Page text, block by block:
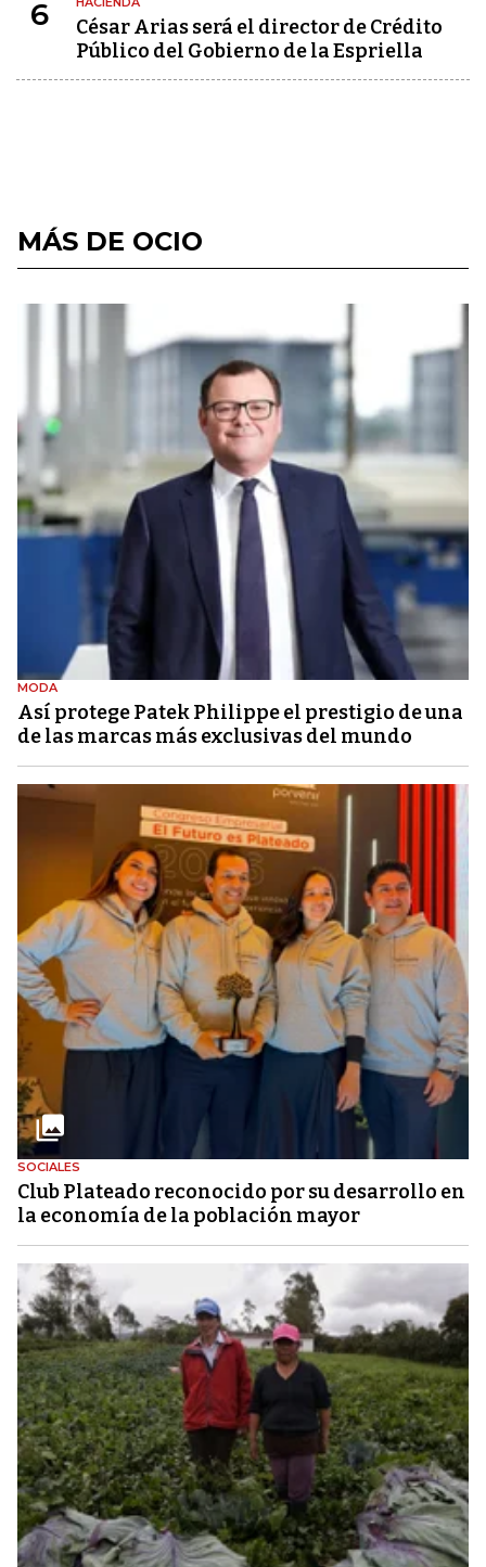
6
César Arias será el director de Crédito
Público del Gobierno de la Espriella
MÁS DE OCIO
MODA
Así protege Patek Philippe el prestigio de una
de las marcas más exclusivas del mundo
SOCIALES
Club Plateado reconocido por su desarrollo en
la economía de la población mayor